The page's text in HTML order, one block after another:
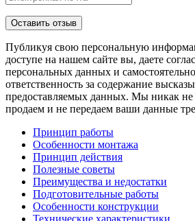
Публикуя свою персональную
доступе на нашем сайте вы, даете
персональных данных и
ответственность за содержание
предоставляемых данных. Мы никак не
продаем и не передаем ваши данные
Принцип работы
Особенности монтажа
Принцип действия
Полезные советы
Преимущества и недостатки
Подготовительные работы
Особенности конструкции
Технические характеристики